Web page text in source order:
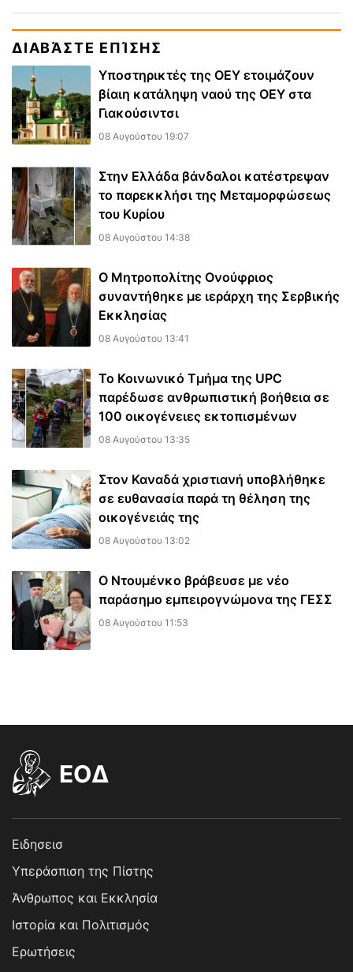
ΔΙΑΒΆΣΤΕ ΕΠΊΣΗΣ
Υποστηρικτές της ΟΕΥ ετοιμάζουν
βίαιη κατάληψη ναού της ΟΕΥ στα
Γιακούσιντσι
08 Αυγούστου 19:07
Στην Ελλάδα βάνδαλοι κατέστρεψαν
το παρεκκλήσι της Μεταμορφώσεως
του Κυρίου
08 Αυγούστου 14:38
Ο Μητροπολίτης Ονούφριος
συναντήθηκε με ιεράρχη της Σερβικής
Εκκλησίας
08 Αυγούστου 13:41
Το Κοινωνικό Τμήμα της UPC
παρέδωσε ανθρωπιστική βοήθεια σε
100 οικογένειες εκτοπισμένων
08 Αυγούστου 13:35
Στον Καναδά χριστιανή υποβλήθηκε
σε ευθανασία παρά τη θέληση της
οικογένειάς της
08 Αυγούστου 13:02
Ο Ντουμένκο βράβευσε με νέο
παράσημο εμπειρογνώμονα της ΓΕΣΣ
08 Αυγούστου 11:53
EOΔ
Ειδησεισ
Υπεράσπιση της Πίστης
Άνθρωπος και Εκκλησία
Ιστορία και Πολιτισμός
Ερωτήσεις